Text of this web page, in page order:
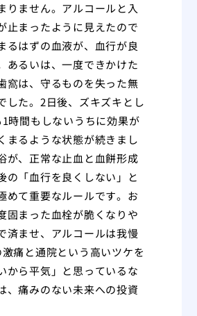
りません。アルコールと入
止まったように見えたので
るはずの血液が、血行が良
あるいは、一度できかけた
窩は、守るものを失った無
した。2日後、ズキズキとし
時間もしないうちに効果が
まるような状態が続きまし
が、正常な止血と血餅形成
の「血行を良くしない」と
めて重要なルールです。お
固まった血栓が脆くなりや
済ませ、アルコールは我慢
痛と通院という高いツケを
から平気」と思っているな
、痛みのない未来への投資